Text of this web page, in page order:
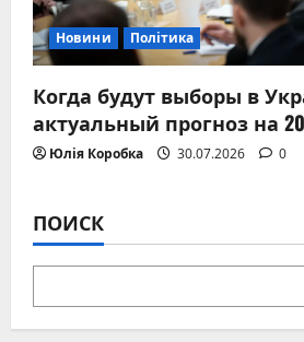
Новини Політика
Когда будут выборы в
актуальный прогноз на
Юлія Коробка 30.07.2026 0
ПОИСК